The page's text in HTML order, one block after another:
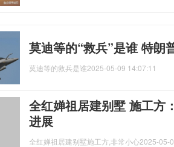
莫迪等的“救兵”是谁 特朗
莫迪等的救兵是谁2025-05-09 14:07:11
全红婵祖居建别墅 施工方
进展
全红婵祖居建别墅施工方,非常小心2025-05-